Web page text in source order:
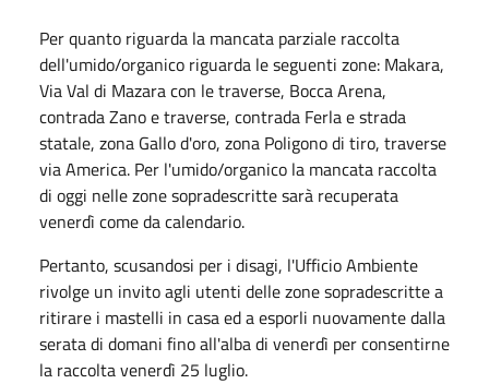
Per quanto riguarda la mancata parziale raccolta
dell'umido/organico riguarda le seguenti zone: Makara,
Via Val di Mazara con le traverse, Bocca Arena,
contrada Zano e traverse, contrada Ferla e strada
statale, zona Gallo d'oro, zona Poligono di tiro, traverse
via America. Per l'umido/organico la mancata raccolta
di oggi nelle zone sopradescritte sarà recuperata
venerdì come da calendario.
Pertanto, scusandosi per i disagi, l'Ufficio Ambiente
rivolge un invito agli utenti delle zone sopradescritte a
ritirare i mastelli in casa ed a esporli nuovamente dalla
serata di domani fino all'alba di venerdì per consentirne
la raccolta venerdì 25 luglio.